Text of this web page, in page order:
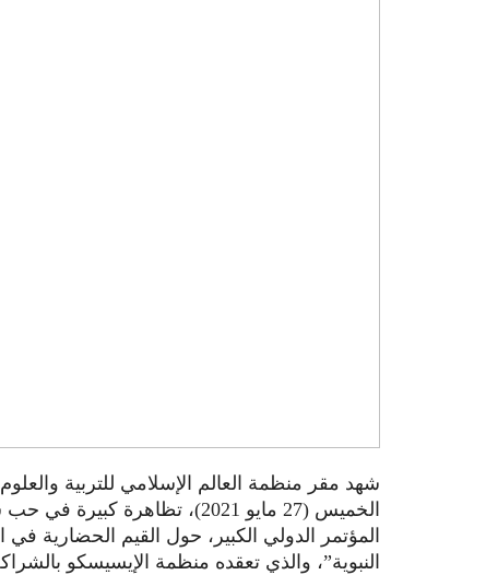
شهد مقر منظمة العالم الإسلامي للتربية
الخميس (27 مايو 2021)،
المؤتمر الدولي الكبير، حول القيم الحضارية
النبوية”، والذي تعقده منظمة الإيسيسكو